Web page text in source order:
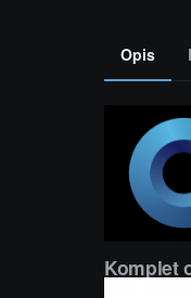
Opis
Komplet